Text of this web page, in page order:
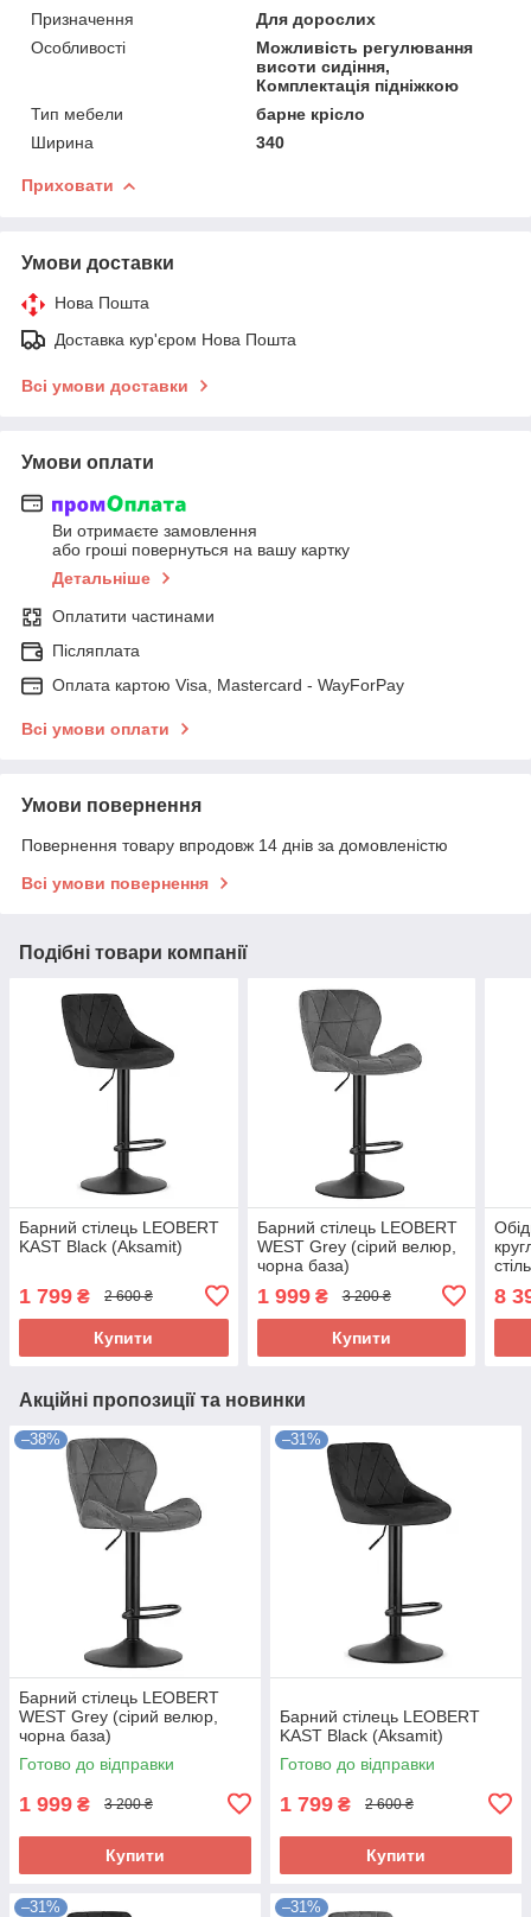
Призначення
Для дорослих
Особливості
Можливість регулювання
висоти сидіння,
Комплектація підніжкою
Тип мебели
барне крісло
Ширина
340
Приховати
Умови доставки
Нова Пошта
Доставка кур'єром Нова Пошта
Всі умови доставки
Умови оплати
Ви отримаєте замовлення
або гроші повернуться на вашу картку
Детальніше
Оплатити частинами
Післяплата
Оплата картою Visa, Mastercard - WayForPay
Всі умови оплати
Умови повернення
Повернення товару впродовж 14 днів за домовленістю
Всі умови повернення
Подібні товари компанії
Барний стілець LEOBERT
KAST Black (Aksamit)
1 799 ₴ 2 600 ₴
Купити
Барний стілець LEOBERT
WEST Grey (сірий велюр,
чорна база)
1 999₴ 3 200 ₴
Купити
8
Акційні пропозиції та новинки
–38%
Барний стілець LEOBERT
WEST Grey (сірий велюр,
чорна база)
Готово до відправки
1 999 ₴ 3 200 ₴
Купити
–31%
Барний стілець LEOBERT
KAST Black (Aksamit)
Готово до відправки
1 799 ₴ 2 600 ₴
Купити
–31% –31%